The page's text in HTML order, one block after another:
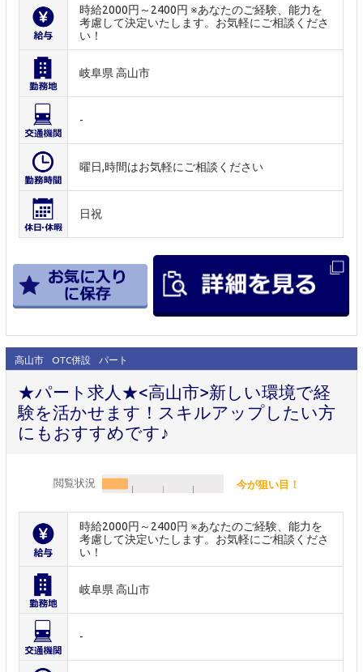
時給2000円～2400円 ※あなたのご経験、能力を
考慮して決定いたします。お気軽にご相談くださ
い！
岐阜県 高山市
-
曜日,時間はお気軽にご相談ください
日祝
高山市 OTC併設 パート
★パート求人★<高山市>新しい環境で経
験を活かせます！スキルアップしたい方
にもおすすめです♪
閲覧状況 今が狙い目！
時給2000円～2400円 ※あなたのご経験、能力を
考慮して決定いたします。お気軽にご相談くださ
い！
岐阜県 高山市
-